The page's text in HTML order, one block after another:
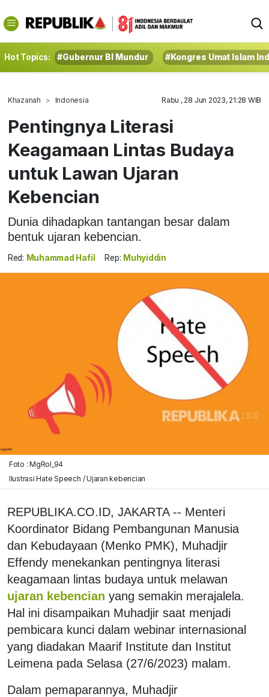
Hot Topics: #Gubernur BI Mundur #Kongres Umat Islam
Khazanah Indonesia Rabu , 28 Jun 2023, 21:28 WIB
Pentingnya Literasi
Keagamaan Lintas Budaya
untuk Lawan Ujaran
Kebencian
Dunia dihadapkan tantangan besar dalam
bentuk ujaran kebencian.
Red: Muhammad Hafil Rep: Muhyiddin
Foto : MgRol_94
Ilustrasi Hate Speech / Ujaran kebencian
REPUBLIKA.CO.ID, JAKARTA -- Menteri
Koordinator Bidang Pembangunan Manusia
dan Kebudayaan (Menko PMK), Muhadjir
Effendy menekankan pentingnya literasi
keagamaan lintas budaya untuk melawan
ujaran kebencian yang semakin merajalela.
Hal ini disampaikan Muhadjir saat menjadi
pembicara kunci dalam webinar internasional
yang diadakan Maarif Institute dan Institut
Leimena pada Selasa (27/6/2023) malam.
Dalam pemaparannya, Muhadjir